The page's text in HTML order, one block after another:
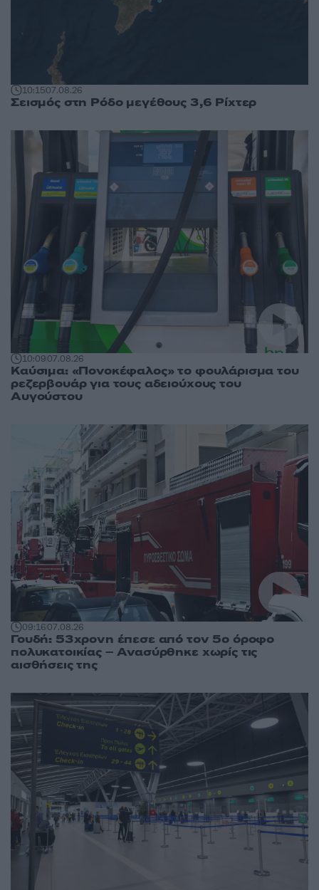
10:1507.08.26
Σεισμός στη Ρόδο μεγέθους 3,6 Ρίχτερ
10:0907.08.26
Καύσιμα: «Πονοκέφαλος» το φουλάρισμα του
ρεζερβουάρ για τους αδειούχους του
Αυγούστου
09:1607.08.26
Γουδή: 53χρονη έπεσε από τον 5ο όροφο
πολυκατοικίας – Ανασύρθηκε χωρίς τις
αισθήσεις της